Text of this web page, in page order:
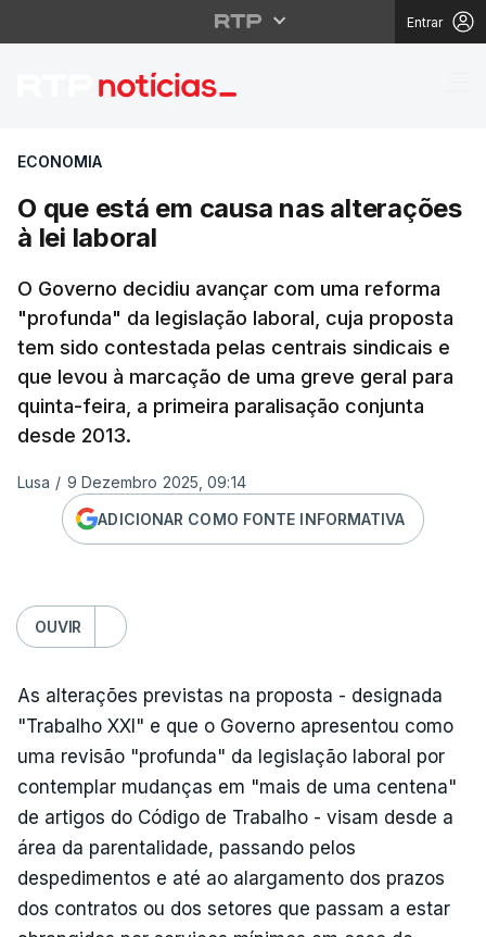
Entrar
O que está em causa
ECONOMIA
O que está em causa nas alterações
à lei laboral
O Governo decidiu avançar com uma reforma
"profunda" da legislação laboral, cuja proposta
tem sido contestada pelas centrais sindicais e
que levou à marcação de uma greve geral para
quinta-feira, a primeira paralisação conjunta
desde 2013.
Lusa / 9 Dezembro 2025, 09:14
ADICIONAR COMO FONTE INFORMATIVA
OUVIR
As alterações previstas na proposta - designada
"Trabalho XXI" e que o Governo apresentou como
uma revisão "profunda" da legislação laboral por
contemplar mudanças em "mais de uma centena"
de artigos do Código de Trabalho - visam desde a
área da parentalidade, passando pelos
despedimentos e até ao alargamento dos prazos
dos contratos ou dos setores que passam a estar